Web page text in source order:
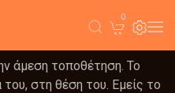
0
άμεση τοποθέτηση. Το
στη θέση του. Εμείς το